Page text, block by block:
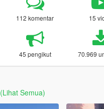
112 komentar 15
45 pengikut 70.969
(Lihat Semua)